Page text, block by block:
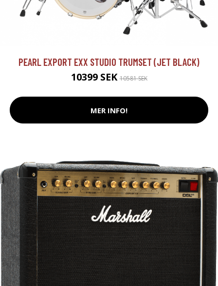
PEARL EXPORT EXX STUDIO TRUMSET (JET BLACK)
10399 SEK10581 SEK
MER INFO!